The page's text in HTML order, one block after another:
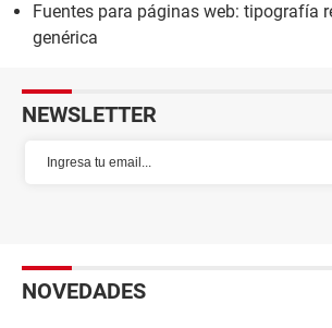
Fuentes para páginas web: tipografía
genérica
NEWSLETTER
NOVEDADES